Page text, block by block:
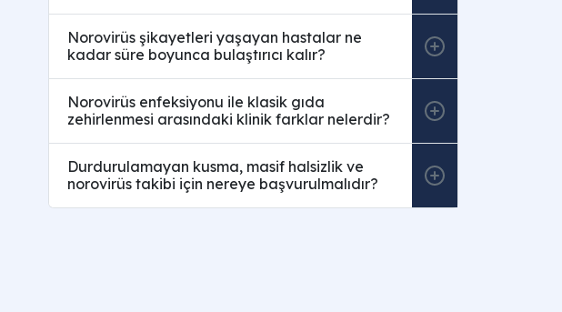
Norovirüs şikayetleri yaşayan hastalar ne
kadar süre boyunca bulaştırıcı kalır?
Norovirüs enfeksiyonu ile klasik gıda
zehirlenmesi arasındaki klinik farklar nelerdir?
Durdurulamayan kusma, masif halsizlik ve
norovirüs takibi için nereye başvurulmalıdır?